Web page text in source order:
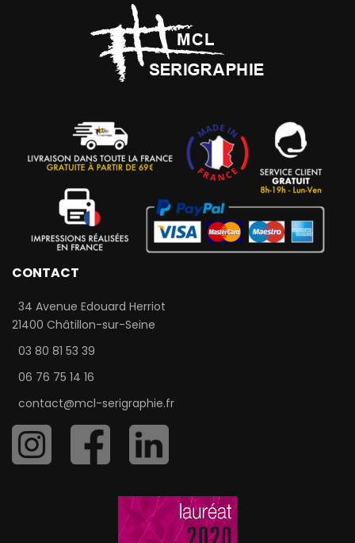
CONTACT
34 Avenue Edouard Herriot
21400 Châtillon-sur-Seine
03 80 81 53 39
06 76 75 14 16
contact@mcl-serigraphie.fr